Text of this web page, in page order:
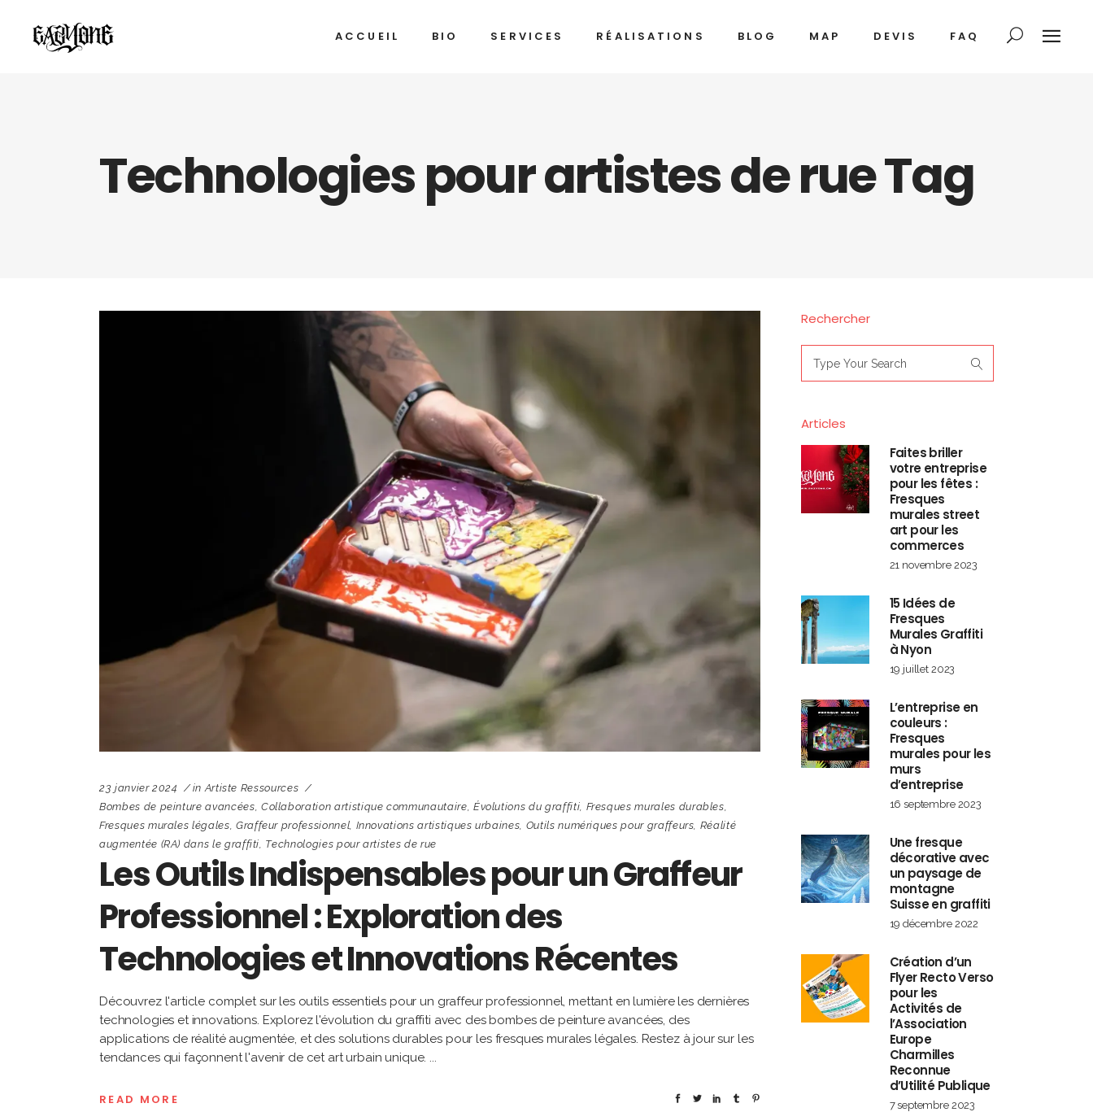
ACCUEIL BIO SERVICES RÉALISATIONS BLOG MAP DEVIS FAQ
Technologies pour artistes de rue Tag
23 janvier 2024 in Artiste Ressources
Bombes de peinture avancées Collaboration artistique communautaire Évolutions du graffiti Fresques murales durables
Fresques murales légales Graffeur professionnel Innovations artistiques urbaines Outils numériques pour graffeurs Réalité
augmentée (RA) dans le graffiti Technologies pour artistes de rue
Les Outils Indispensables pour un Graffeur
Professionnel : Exploration des
Technologies et Innovations Récentes
Découvrez l'article complet sur les outils essentiels pour un graffeur professionnel, mettant en lumière les dernières
technologies et innovations. Explorez l'évolution du graffiti avec des bombes de peinture avancées, des
applications de réalité augmentée, et des solutions durables pour les fresques murales légales. Restez à jour sur les
tendances qui façonnent l'avenir de cet art urbain unique.
READ MORE
Rechercher
for:
Articles
Faites briller
votre entreprise
pour les fêtes :
Fresques
murales street
art pour les
commerces
21 novembre 2023
15 Idées de
Fresques
Murales Graffiti
à Nyon
19 juillet 2023
L’entreprise en
couleurs :
Fresques
murales pour les
murs
d’entreprise
16 septembre 2023
Une fresque
décorative avec
un paysage de
montagne
Suisse en graffiti
19 décembre 2022
Création d’un
Flyer Recto Verso
pour les
Activités de
l’Association
Europe
Charmilles
Reconnue
d’Utilité Publique
7 septembre 2023